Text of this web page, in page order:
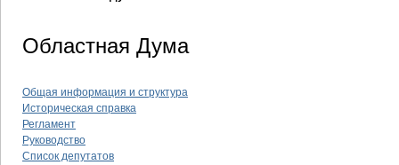
Областная Дума
Общая информация и структура
Историческая справка
Регламент
Руководство
Список депутатов